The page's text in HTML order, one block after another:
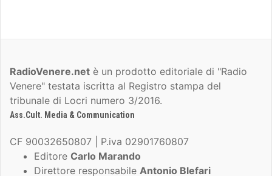
RadioVenere.net è un prodotto editoriale di "Radio
Venere" testata iscritta al Registro stampa del
tribunale di Locri numero 3/2016.
Ass.Cult. Media & Communication
CF 90032650807 | P.iva 02901760807
Editore Carlo Marando
Direttore responsabile Antonio Blefari